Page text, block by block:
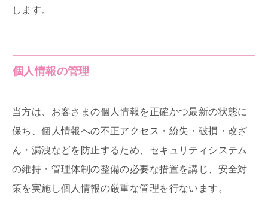
します。
個人情報の管理
当方は、お客さまの個人情報を正確かつ最新の状態に
保ち、個人情報への不正アクセス・紛失・破損・改ざ
ん・漏洩などを防止するため、セキュリティシステム
の維持・管理体制の整備の必要な措置を講じ、安全対
策を実施し個人情報の厳重な管理を行ないます。